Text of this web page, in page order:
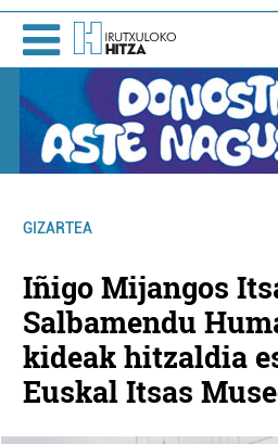
GIZARTEA
Iñigo Mijangos
Salbamendu
kideak hitzaldia
Euskal Itsas